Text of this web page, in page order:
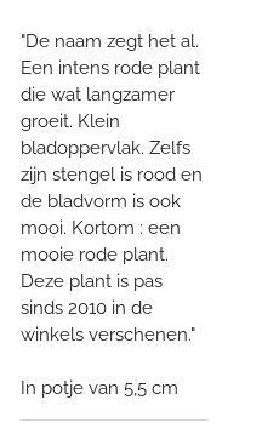
"De naam zegt het al.
Een intens rode plant
die wat langzamer
groeit. Klein
bladoppervlak. Zelfs
zijn stengel is rood en
de bladvorm is ook
mooi. Kortom : een
mooie rode plant.
Deze plant is pas
sinds 2010 in de
winkels verschenen."
In potje van 5,5 cm